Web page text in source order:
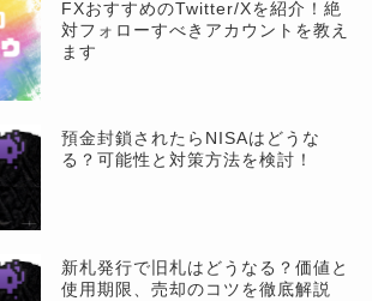
FXおすすめのTwitter/Xを紹介！絶
対フォローすべきアカウントを教え
ます
預金封鎖されたらNISAはどうな
る？可能性と対策方法を検討！
新札発行で旧札はどうなる？価値と
使用期限、売却のコツを徹底解説